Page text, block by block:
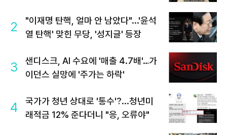
2
"이재명 탄핵, 얼마 안 남았다"...'윤석
열 탄핵' 맞힌 무당, '성지글' 등장
3
샌디스크, AI 수요에 '매출 4.7배'…가
이던스 실망에 '주가는 하락'
4
국가가 청년 상대로 '통수'?...청년미
래적금 12% 준다더니 "응, 오류야"